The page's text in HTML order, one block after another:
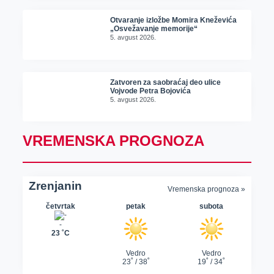
Otvaranje izložbe Momira Kneževića
„Osvežavanje memorije“
5. avgust 2026.
Zatvoren za saobraćaj deo ulice
Vojvode Petra Bojovića
5. avgust 2026.
VREMENSKA PROGNOZA